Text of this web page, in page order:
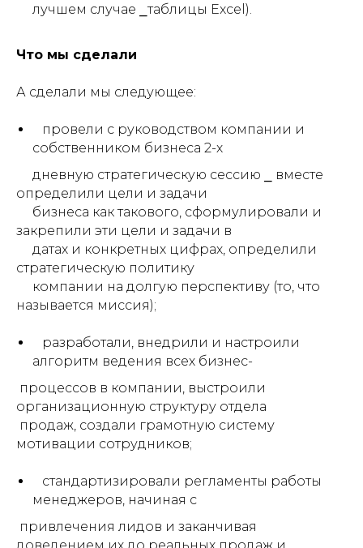
лучшем случае ⎯таблицы Excel).
Что мы сделали
А сделали мы следующее:
провели с руководством компании и
собственником бизнеса 2-х
дневную стратегическую сессию ⎯ вместе
определили цели и задачи
бизнеса как такового, сформулировали и
закрепили эти цели и задачи в
датах и конкретных цифрах, определили
стратегическую политику
компании на долгую перспективу (то, что
называется миссия);
разработали, внедрили и настроили
алгоритм ведения всех бизнес-
процессов в компании, выстроили
организационную структуру отдела
продаж, создали грамотную систему
мотивации сотрудников;
стандартизировали регламенты работы
менеджеров, начиная с
привлечения лидов и заканчивая
доведением их до реальных продаж и